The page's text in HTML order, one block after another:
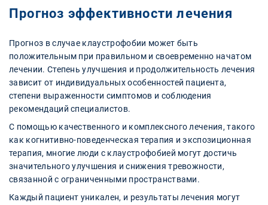
Прогноз эффективности лечения
Прогноз в случае клаустрофобии может быть
положительным при правильном и своевременно начатом
лечении. Степень улучшения и продолжительность лечения
зависит от индивидуальных особенностей пациента,
степени выраженности симптомов и соблюдения
рекомендаций специалистов.
С помощью качественного и комплексного лечения, такого
как когнитивно-поведенческая терапия и экспозиционная
терапия, многие люди с клаустрофобией могут достичь
значительного улучшения и снижения тревожности,
связанной с ограниченными пространствами.
Каждый пациент уникален, и результаты лечения могут